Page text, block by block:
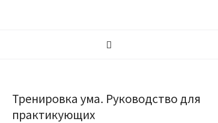
Тренировка ума. Руководство для
практикующих